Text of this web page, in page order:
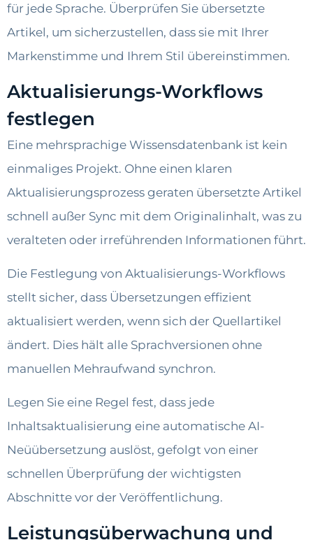
für jede Sprache. Überprüfen Sie übersetzte
Artikel, um sicherzustellen, dass sie mit Ihrer
Markenstimme und Ihrem Stil übereinstimmen.
Aktualisierungs-Workflows
festlegen
Eine mehrsprachige Wissensdatenbank ist kein
einmaliges Projekt. Ohne einen klaren
Aktualisierungsprozess geraten übersetzte Artikel
schnell außer Sync mit dem Originalinhalt, was zu
veralteten oder irreführenden Informationen führt.
Die Festlegung von Aktualisierungs-Workflows
stellt sicher, dass Übersetzungen effizient
aktualisiert werden, wenn sich der Quellartikel
ändert. Dies hält alle Sprachversionen ohne
manuellen Mehraufwand synchron.
Legen Sie eine Regel fest, dass jede
Inhaltsaktualisierung eine automatische AI-
Neüübersetzung auslöst, gefolgt von einer
schnellen Überprüfung der wichtigsten
Abschnitte vor der Veröffentlichung.
Leistungsüberwachung und